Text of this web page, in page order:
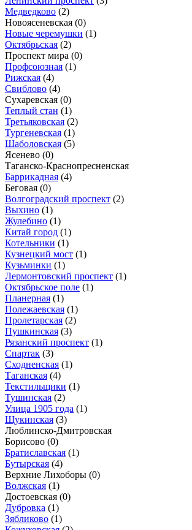
Медведково (2)
Новоясеневская (0)
Новые черемушки (1)
Октябрьская (2)
Проспект мира (0)
Профсоюзная (1)
Рижская (4)
Свиблово (4)
Сухаревская (0)
Теплый стан (1)
Третьяковская (2)
Тургеневская (1)
Шаболовская (5)
Ясенево (0)
Таганско-Краснопресненская
Баррикадная (4)
Беговая (0)
Волгоградский проспект (2)
Выхино (1)
Жулебино (1)
Китай город (1)
Котельники (1)
Кузнецкий мост (1)
Кузьминки (1)
Лермонтовский проспект (1)
Октябрьское поле (1)
Планерная (1)
Полежаевская (1)
Пролетарская (2)
Пушкинская (3)
Рязанский проспект (1)
Спартак (3)
Сходненская (1)
Таганская (4)
Текстильщики (1)
Тушинская (2)
Улица 1905 года (1)
Щукинская (3)
Люблинско-Дмитровская
Борисово (0)
Братиславская (1)
Бутырская (4)
Верхние Лихоборы (0)
Волжская (1)
Достоевская (0)
Дубровка (1)
Зябликово (1)